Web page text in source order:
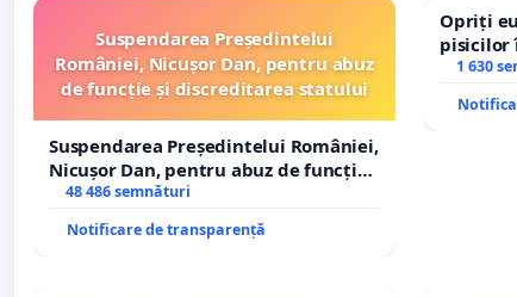
Suspendarea Președintelui
României, Nicușor Dan, pentru abuz
de funcție și discreditarea statului
Suspendarea Președintelui României,
Nicușor Dan, pentru abuz de funcție
și discreditarea statului
48 486 semnături
Notificare de transparență
Opriți
pisicilor
1 630